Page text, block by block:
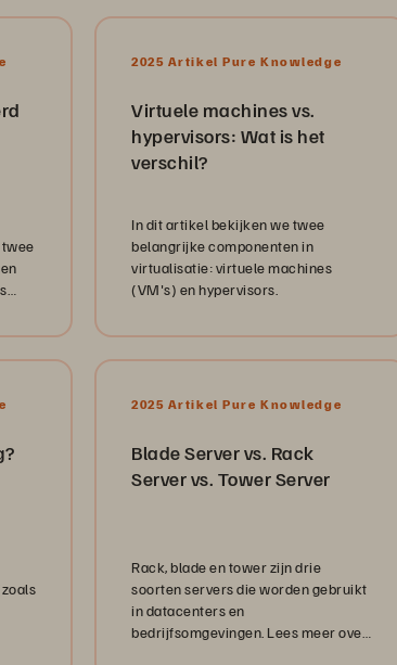
2025 Artikel Pure Knowledge
Virtuele machines vs.
hypervisors: Wat is het
verschil?
In dit artikel bekijken we twee
belangrijke componenten in
virtualisatie: virtuele machines
(VM's) en hypervisors.
2025 Artikel Pure Knowledge
Blade Server vs. Rack
Server vs. Tower Server
Rack, blade en tower zijn drie
soorten servers die worden gebruikt
in datacenters en
bedrijfsomgevingen. Lees meer over